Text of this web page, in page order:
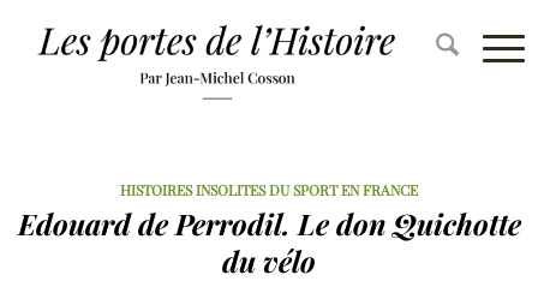
HISTOIRES INSOLITES DU SPORT EN FRANCE
Edouard de Perrodil. Le don Quichotte
du vélo